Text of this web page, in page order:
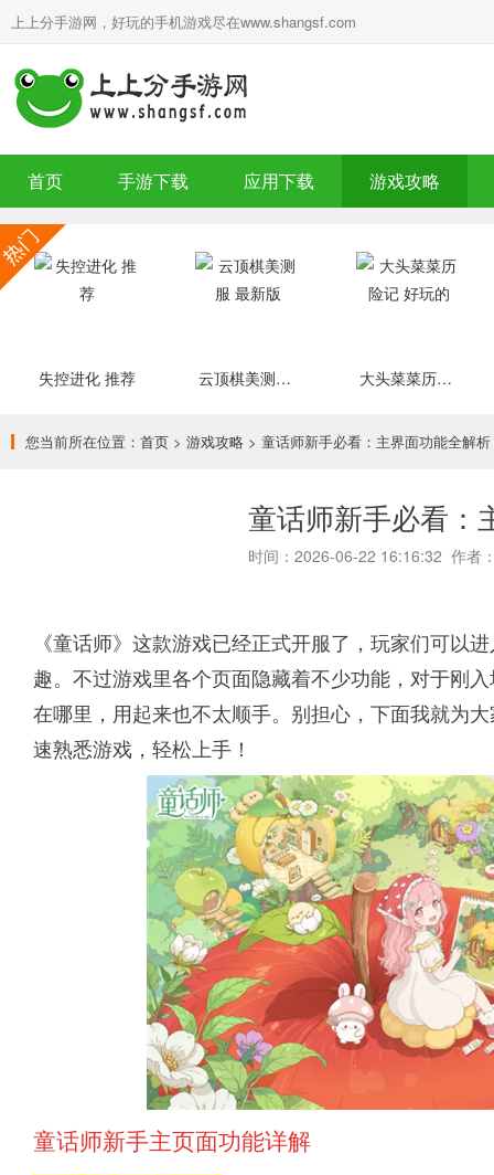
上上分手游网，好玩的手机游戏尽在www.shangsf.com
首页 手游下载 应用下载 游戏攻略
失控进化 推荐 云顶棋美测服 最新版 大头菜菜历险记 好玩的
您当前所在位置： 首页 > 游戏攻略 > 童话师新手必看：主界面功能全解析
童话师新手必看：
时间：2026-06-22 16:16:32 作者
《童话师》这款游戏已经正式开服了，玩家们可以
趣。不过游戏里各个页面隐藏着不少功能，对于刚
在哪里，用起来也不太顺手。别担心，下面我就为
速熟悉游戏，轻松上手！
童话师新手主页面功能详解